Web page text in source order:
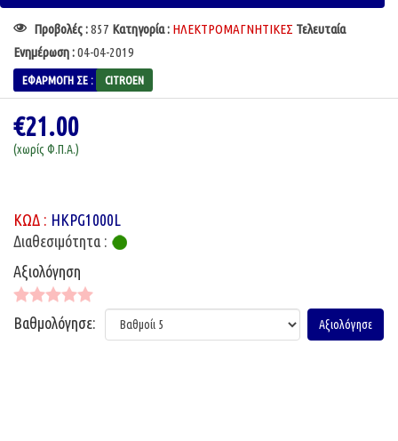
Προβολές :857 Κατηγορία : ΗΛΕΚΤΡΟΜΑΓΝΗΤΙΚΕΣ Τελευταία
Ενημέρωση :04-04-2019
ΕΦΑΡΜΟΓΉ ΣΕ : CITROEN
€21.00
(χωρίς Φ.Π.Α.)
ΚΩΔ : HKPG1000L
Διαθεσιμότητα :
Αξιολόγηση
Βαθμολόγησε: